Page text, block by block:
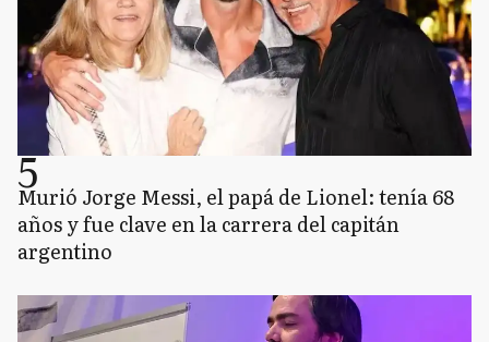
5
Murió Jorge Messi, el papá de Lionel: tenía 68
años y fue clave en la carrera del capitán
argentino